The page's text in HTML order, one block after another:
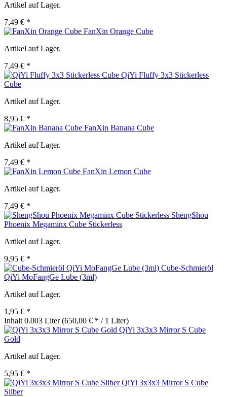
Artikel auf Lager.
7,49 € *
FanXin Orange Cube
Artikel auf Lager.
7,49 € *
QiYi Fluffy 3x3 Stickerless
Cube
Artikel auf Lager.
8,95 € *
FanXin Banana Cube
Artikel auf Lager.
7,49 € *
FanXin Lemon Cube
Artikel auf Lager.
7,49 € *
ShengShou
Phoenix Megaminx Cube Stickerless
Artikel auf Lager.
9,95 € *
Cube-Schmieröl
QiYi MoFangGe Lube (3ml)
Artikel auf Lager.
1,95 € *
Inhalt 0.003 Liter(650,00 € * / 1 Liter)
QiYi 3x3x3 Mirror S Cube
Gold
Artikel auf Lager.
5,95 € *
QiYi 3x3x3 Mirror S Cube
Silber